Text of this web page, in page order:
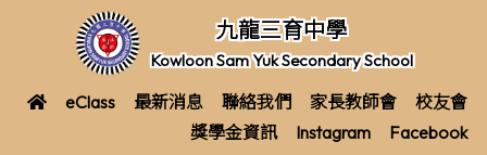
九龍三育中學
Kowloon Sam Yuk Secondary School
eClass 最新消息 聯絡我們 家長教師會
校友會
獎學金資訊
Instagram Facebook